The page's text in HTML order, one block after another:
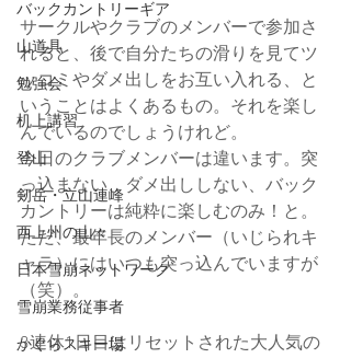
バックカントリーギア
山道具
勉強会
机上講習
登山
剱岳・立山連峰
西上州の山々
日本雪崩ネットワーク
雪崩業務従事者
かぐらスキー場
サークルやクラブのメンバーで参加さ
れると、後で自分たちの滑りを見てツ
ッコミやダメ出しをお互い入れる、と
いうことはよくあるもの。それを楽し
んでいるのでしょうけれど。
今日のクラブメンバーは違います。突
っ込まない、ダメ出ししない、バック
カントリーは純粋に楽しむのみ！と。
ただ、最年長のメンバー（いじられキ
ャラ）にはいつも突っ込んでいますが
（笑）。
3連休1日目はリセットされた大人気の